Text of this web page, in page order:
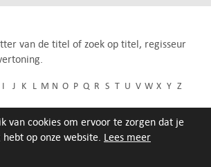
van cookies om ervoor te zorgen dat je
op onze website. Lees meer
van de titel of zoek op titel, regisseur
I J K L M N O P Q R S T U V W X Y Z